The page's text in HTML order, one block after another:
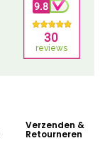
Verzenden &
Retourneren